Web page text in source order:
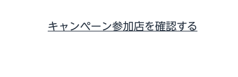
キャンペーン参加店を確認する